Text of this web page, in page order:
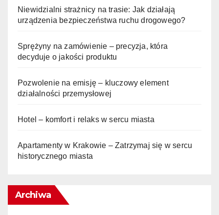
Niewidzialni strażnicy na trasie: Jak działają
urządzenia bezpieczeństwa ruchu drogowego?
Sprężyny na zamówienie – precyzja, która
decyduje o jakości produktu
Pozwolenie na emisję – kluczowy element
działalności przemysłowej
Hotel – komfort i relaks w sercu miasta
Apartamenty w Krakowie – Zatrzymaj się w sercu
historycznego miasta
Archiwa